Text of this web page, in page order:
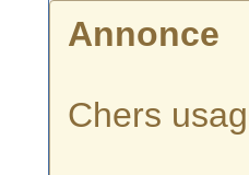
Annonce
Chers